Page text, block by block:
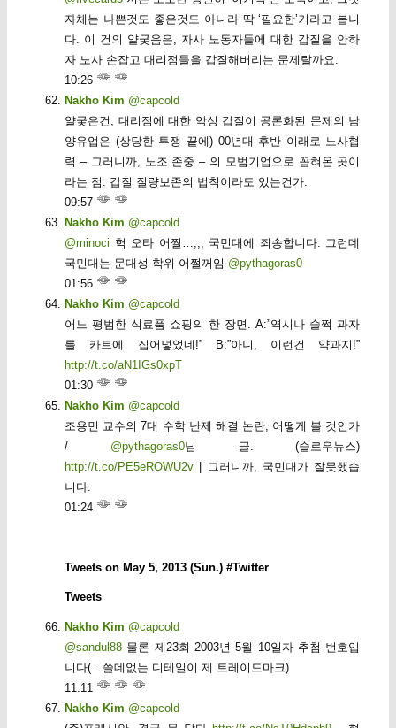
자체는 나쁜것도 좋은것도 아니라 딱 ‘필요한’거라고 봅니
다. 이 건의 얄궂음은, 자사 노동자들에 대한 갑질을 안하
자 노사 손잡고 대리점들을 갑질해버리는 문제랄까요.
10:26
Nakho Kim @capcold
얄궂은건, 대리점에 대한 악성 갑질이 공론화된 문제의 남
양유업은 (상당한 투쟁 끝에) 00년대 후반 이래로 노사협
력 – 그러니까, 노조 존중 – 의 모범기업으로 꼽혀온 곳이
라는 점. 갑질 질량보존의 법칙이라도 있는건가.
09:57
Nakho Kim @capcold
@minoci 헉 오타 어쩔…;;; 국민대에 죄송합니다. 그런데
국민대는 문대성 학위 어쩔꺼임 @pythagoras0
01:56
Nakho Kim @capcold
어느 평범한 식료품 쇼핑의 한 장면. A:”역시나 슬쩍 과자
를 카트에 집어넣었네!” B:”아니, 이런건 약과지!”
http://t.co/aN1IGs0xpT
01:30
Nakho Kim @capcold
조용민 교수의 7대 수학 난제 해결 논란, 어떻게 볼 것인가
/ @pythagoras0님 글. (슬로우뉴스)
http://t.co/PE5eROWU2v | 그러니까, 국민대가 잘못했습
니다.
01:24
Tweets on May 5, 2013 (Sun.) #Twitter
Tweets
Nakho Kim @capcold
@sandul88 물론 제23회 2003년 5월 10일자 추첨 번호입
니다(…쓸데없는 디테일이 제 트레이드마크)
11:11
Nakho Kim @capcold